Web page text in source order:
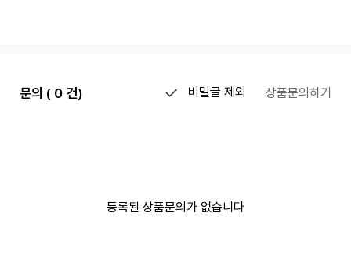
문의 ( 0 건) 비밀글 제외 상품문의하기
등록된 상품문의가 없습니다